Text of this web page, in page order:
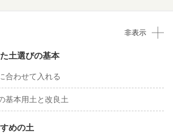
非表示
土選びの基本
合わせて入れる
基本用土と改良土
めの土